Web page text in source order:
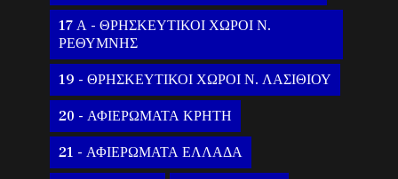
17 Α - ΘΡΗΣΚΕΥΤΙΚΟΙ ΧΩΡΟΙ Ν.
ΡΕΘΥΜΝΗΣ
19 - ΘΡΗΣΚΕΥΤΙΚΟΙ ΧΩΡΟΙ Ν. ΛΑΣΙΘΙΟΥ
20 - ΑΦΙΕΡΩΜΑΤΑ ΚΡΗΤΗ
21 - ΑΦΙΕΡΩΜΑΤΑ ΕΛΛΑΔΑ